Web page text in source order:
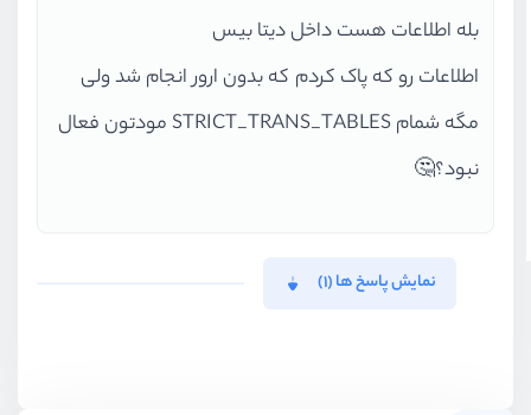
بله اطلاعات هست داخل دیتا بیس
اطلاعات رو که پاک کردم که بدون ارور انجام شد ولی
مگه شمام STRICT_TRANS_TABLES مودتون فعال
نبود؟🤔
نمایش پاسخ ها (1)